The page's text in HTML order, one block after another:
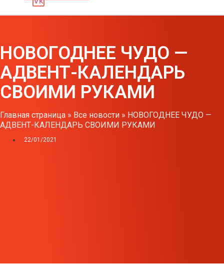
НОВОГОДНЕЕ ЧУДО —
АДВЕНТ-КАЛЕНДАРЬ
СВОИМИ РУКАМИ
Главная страница » Все новости » НОВОГОДНЕЕ ЧУДО —
АДВЕНТ-КАЛЕНДАРЬ СВОИМИ РУКАМИ
22/01/2021